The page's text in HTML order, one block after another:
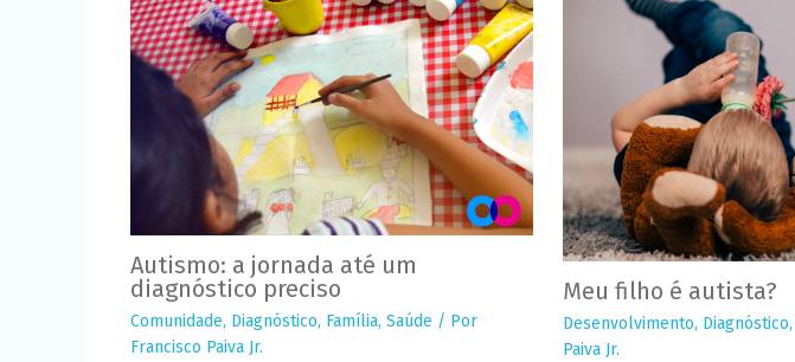
Autismo: a jornada até um
diagnóstico preciso
Comunidade, Diagnóstico, Família, Saúde / Por
Francisco Paiva Jr.
Meu filho é autista?
Desenvolvimento, Diagnóstico,
Paiva Jr.